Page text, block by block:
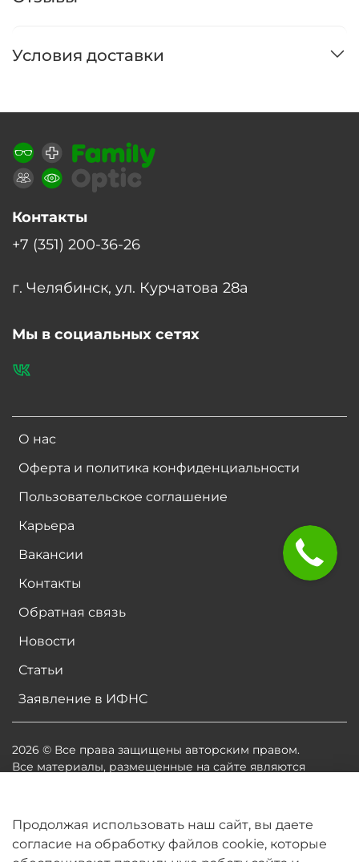
Условия доставки
О нас
Оферта и политика конфиденциальности
Пользовательское соглашение
Карьера
Вакансии
Контакты
Обратная связь
Новости
Статьи
Заявление в ИФНС
Контакты
+7 (351) 200-36-26
г. Челябинск, ул. Курчатова 28а
Мы в социальных сетях
2026 © Все права защищены авторским правом.
Все материалы, размещенные на сайте являются
владельцев сайта есть соглашение о размещении
материалов. Копирование любой информации может
повлечь за собой судебное разбирательство.
Продолжая использовать наш сайт, вы даете
согласие на обработку файлов cookie, которые